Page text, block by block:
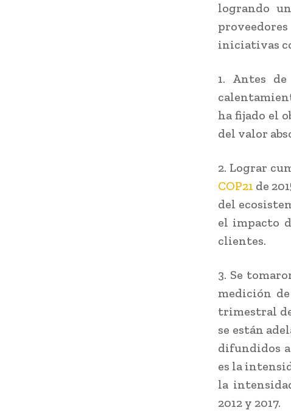
logrando
iniciativas
1. Antes
ha fijado el
del valor
2. Lograr
COP21 de
del
el impacto
clientes.
3. Se
medición
trimestral
se están
difundidos a
es la
la
2012 y 2017.